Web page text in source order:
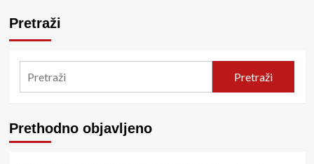
Pretraži
Pretraži
Prethodno objavljeno